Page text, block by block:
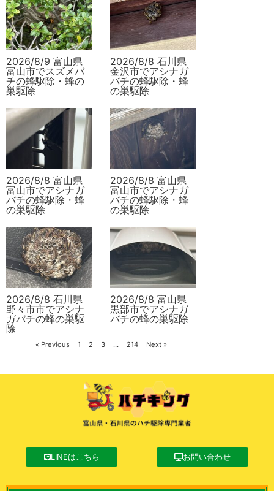
2026/8/9 富山県
富山市でスズメバ
チの蜂駆除・蜂の
巣駆除
2026/8/8 石川県
金沢市でアシナガ
バチの蜂駆除・蜂
の巣駆除
2026/8/8 富山県
富山市でアシナガ
バチの蜂駆除・蜂
の巣駆除
2026/8/8 富山県
富山市でアシナガ
バチの蜂駆除・蜂
の巣駆除
2026/8/8 石川県
野々市市でアシナ
ガバチの蜂の巣駆
除
2026/8/8 富山県
黒部市でアシナガ
バチの蜂の巣駆除
« Previous 1 2 3 … 214 Next »
LINEはこちら お問い合わせ